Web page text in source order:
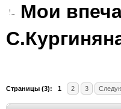
Мои
Страницы (3): 1 2 3